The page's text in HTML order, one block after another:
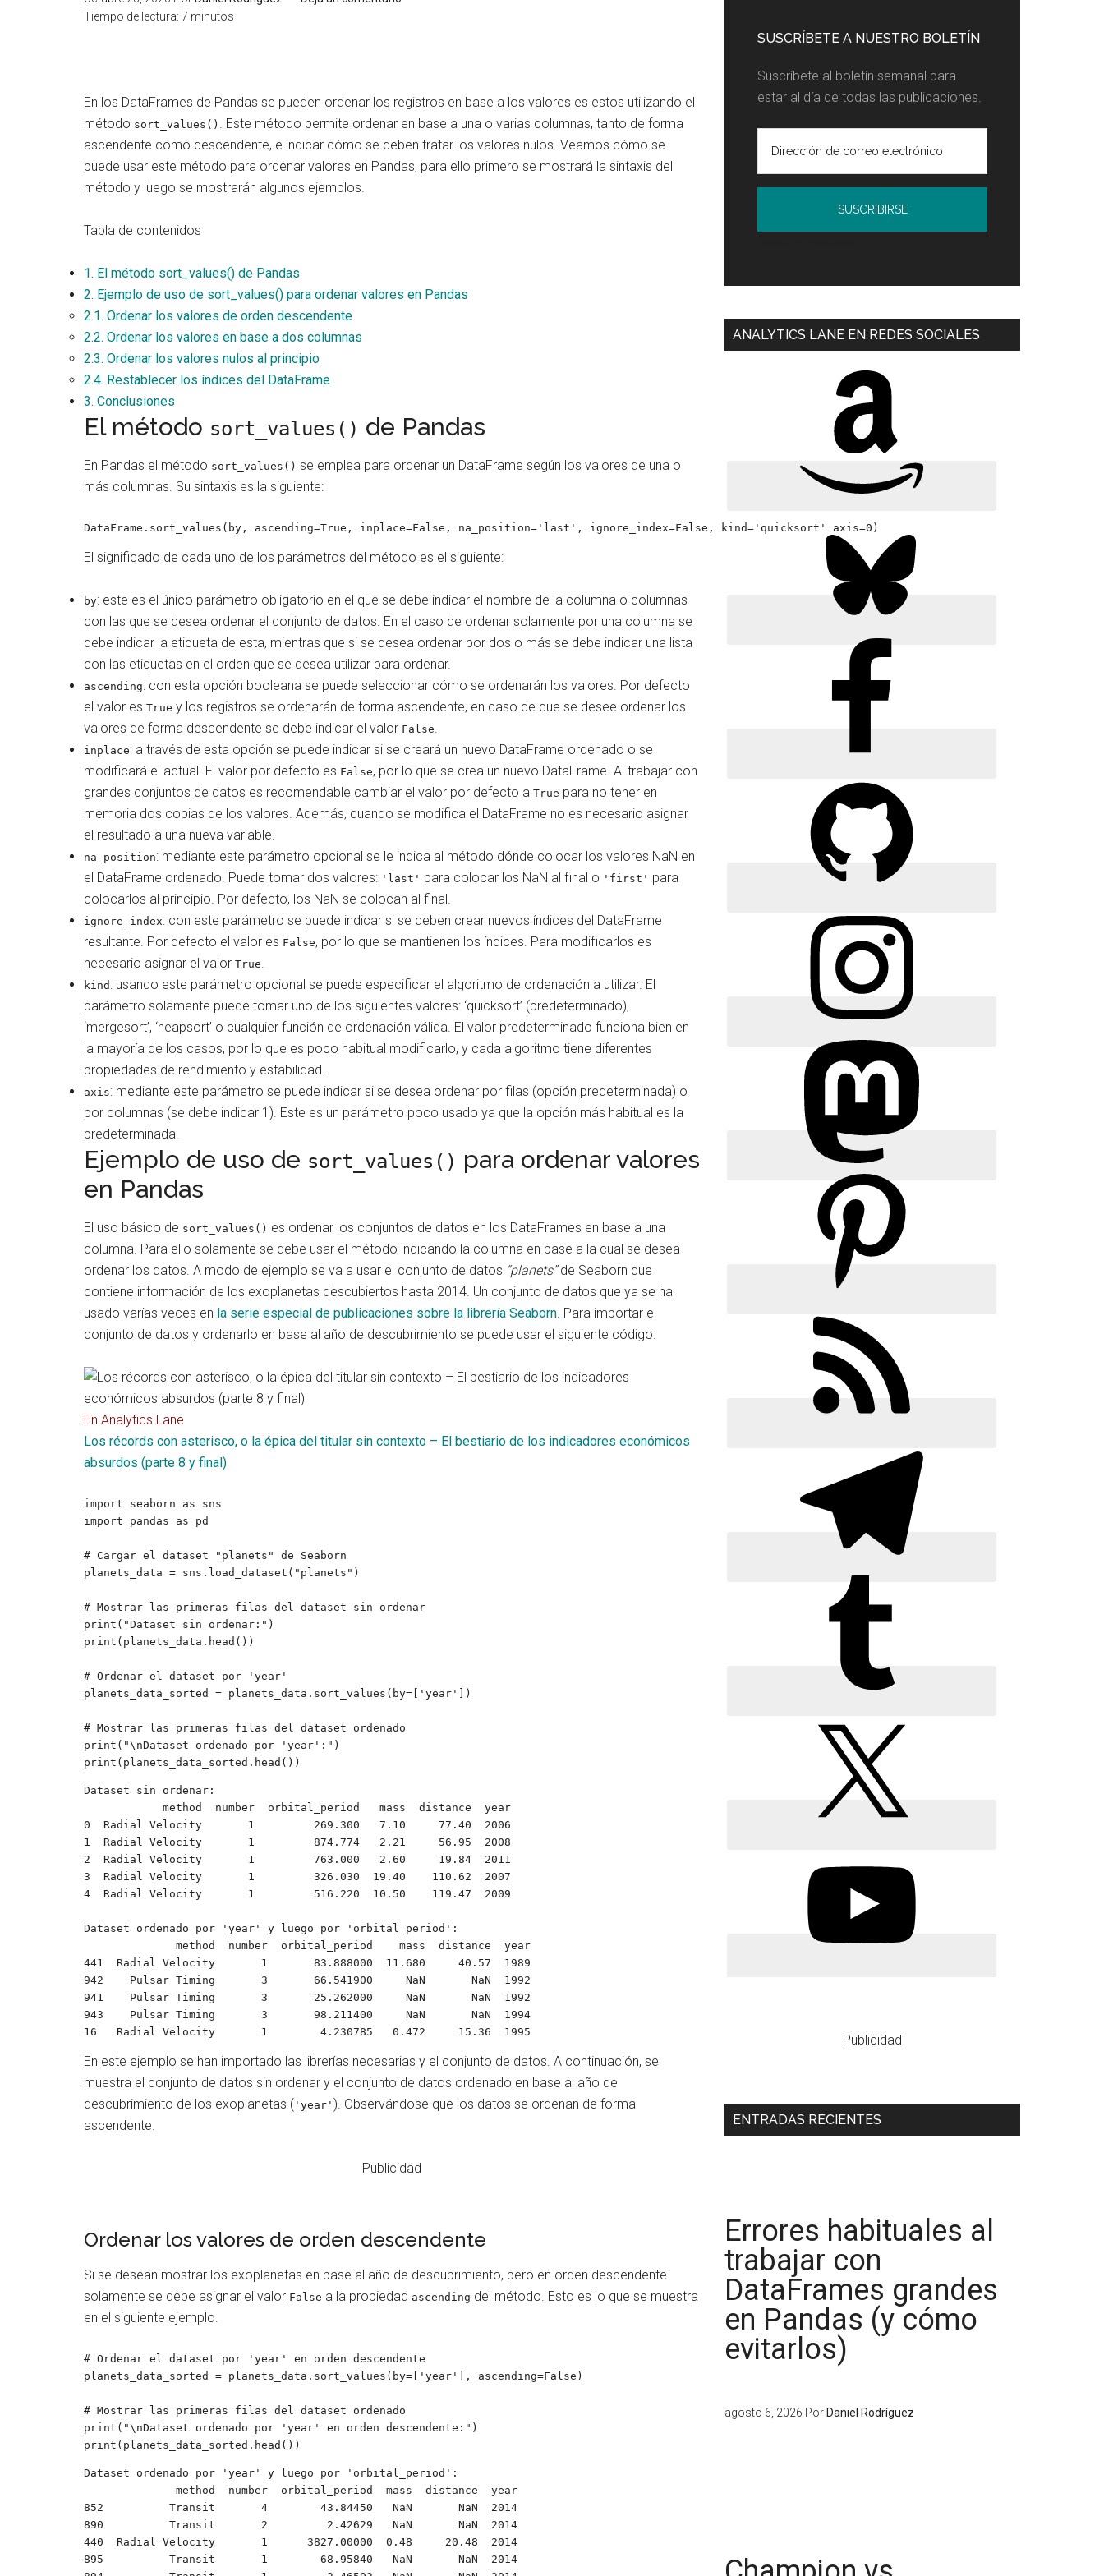
Tiempo de lectura: 7 minutos
En los DataFrames de Pandas se pueden ordenar los registros en base a los valores es estos utilizando el
método sort_values() . Este método permite ordenar en base a una o varias columnas, tanto de forma
ascendente como descendente, e indicar cómo se deben tratar los valores nulos. Veamos cómo se
puede usar este método para ordenar valores en Pandas, para ello primero se mostrará la sintaxis del
método y luego se mostrarán algunos ejemplos.
Tabla de contenidos
1. El método sort_values() de Pandas
2. Ejemplo de uso de sort_values() para ordenar valores en Pandas
2.1. Ordenar los valores de orden descendente
2.2. Ordenar los valores en base a dos columnas
2.3. Ordenar los valores nulos al principio
2.4. Restablecer los índices del DataFrame
3. Conclusiones
El método sort_values() de Pandas
En Pandas el método sort_values() se emplea para ordenar un DataFrame según los valores de una o
más columnas. Su sintaxis es la siguiente:
DataFrame.sort_values(by, ascending=True, inplace=False, na_position='last', ignore_index=False, kind='quicksort' axis=0)
El significado de cada uno de los parámetros del método es el siguiente:
by: este es el único parámetro obligatorio en el que se debe indicar el nombre de la columna o columnas
con las que se desea ordenar el conjunto de datos. En el caso de ordenar solamente por una columna se
debe indicar la etiqueta de esta, mientras que si se desea ordenar por dos o más se debe indicar una lista
con las etiquetas en el orden que se desea utilizar para ordenar.
ascending: con esta opción booleana se puede seleccionar cómo se ordenarán los valores. Por defecto
el valor es True y los registros se ordenarán de forma ascendente, en caso de que se desee ordenar los
valores de forma descendente se debe indicar el valor False.
inplace: a través de esta opción se puede indicar si se creará un nuevo DataFrame ordenado o se
modificará el actual. El valor por defecto es False, por lo que se crea un nuevo DataFrame. Al trabajar con
grandes conjuntos de datos es recomendable cambiar el valor por defecto a True para no tener en
memoria dos copias de los valores. Además, cuando se modifica el DataFrame no es necesario asignar
el resultado a una nueva variable.
na_position: mediante este parámetro opcional se le indica al método dónde colocar los valores NaN en
el DataFrame ordenado. Puede tomar dos valores: 'last' para colocar los NaN al final o 'first' para
colocarlos al principio. Por defecto, los NaN se colocan al final.
ignore_index: con este parámetro se puede indicar si se deben crear nuevos índices del DataFrame
resultante. Por defecto el valor es False, por lo que se mantienen los índices. Para modificarlos es
necesario asignar el valor True.
kind : usando este parámetro opcional se puede especificar el algoritmo de ordenación a utilizar. El
parámetro solamente puede tomar uno de los siguientes valores: ‘quicksort’ (predeterminado),
‘mergesort’, ‘heapsort’ o cualquier función de ordenación válida. El valor predeterminado funciona bien en
la mayoría de los casos, por lo que es poco habitual modificarlo, y cada algoritmo tiene diferentes
propiedades de rendimiento y estabilidad.
axis: mediante este parámetro se puede indicar si se desea ordenar por filas (opción predeterminada) o
por columnas (se debe indicar 1). Este es un parámetro poco usado ya que la opción más habitual es la
predeterminada.
Ejemplo de uso de sort_values() para ordenar valores
en Pandas
El uso básico de sort_values() es ordenar los conjuntos de datos en los DataFrames en base a una
columna. Para ello solamente se debe usar el método indicando la columna en base a la cual se desea
ordenar los datos. A modo de ejemplo se va a usar el conjunto de datos “planets”de Seaborn que
contiene información de los exoplanetas descubiertos hasta 2014. Un conjunto de datos que ya se ha
usado varías veces en la serie especial de publicaciones sobre la librería Seaborn. Para importar el
conjunto de datos y ordenarlo en base al año de descubrimiento se puede usar el siguiente código.
En Analytics Lane
Los récords con asterisco, o la épica del titular sin contexto – El bestiario de los indicadores económicos
absurdos (parte 8 y final)
import seaborn as sns
import pandas as pd
# Cargar el dataset "planets" de Seaborn
planets_data = sns.load_dataset("planets")
# Mostrar las primeras filas del dataset sin ordenar
print("Dataset sin ordenar:")
print(planets_data.head())
# Ordenar el dataset por 'year'
planets_data_sorted = planets_data.sort_values(by=['year'])
# Mostrar las primeras filas del dataset ordenado
print("\nDataset ordenado por 'year':")
print(planets_data_sorted.head())
Dataset sin ordenar:
0  Radial Velocity       1         269.300   7.10     77.40  2006
1  Radial Velocity       1         874.774   2.21     56.95  2008
2  Radial Velocity       1         763.000   2.60     19.84  2011
3  Radial Velocity       1         326.030  19.40    110.62  2007
4  Radial Velocity       1         516.220  10.50    119.47  2009
Dataset ordenado por 'year' y luego por 'orbital_period':
441  Radial Velocity       1       83.888000  11.680     40.57  1989
942    Pulsar Timing       3       66.541900     NaN       NaN  1992
941    Pulsar Timing       3       25.262000     NaN       NaN  1992
943    Pulsar Timing       3       98.211400     NaN       NaN  1994
16   Radial Velocity       1        4.230785   0.472     15.36  1995
En este ejemplo se han importado las librerías necesarias y el conjunto de datos. A continuación, se
muestra el conjunto de datos sin ordenar y el conjunto de datos ordenado en base al año de
descubrimiento de los exoplanetas ( 'year' ). Observándose que los datos se ordenan de forma
ascendente.
Publicidad
Ordenar los valores de orden descendente
Si se desean mostrar los exoplanetas en base al año de descubrimiento, pero en orden descendente
solamente se debe asignar el valor False a la propiedad ascending del método. Esto es lo que se muestra
en el siguiente ejemplo.
# Ordenar el dataset por 'year' en orden descendente
planets_data_sorted = planets_data.sort_values(by=['year'], ascending=False)
# Mostrar las primeras filas del dataset ordenado
print("\nDataset ordenado por 'year' en orden descendente:")
print(planets_data_sorted.head())
Dataset ordenado por 'year' y luego por 'orbital_period':
852          Transit       4        43.84450   NaN       NaN  2014
890          Transit       2         2.42629   NaN       NaN  2014
440  Radial Velocity       1      3827.00000  0.48     20.48  2014
895          Transit       1        68.95840   NaN       NaN  2014
SUSCRÍBETE A NUESTRO BOLETÍN
Suscríbete al boletín semanal para
estar al día de todas las publicaciones.
ANALYTICS LANE EN REDES SOCIALES
Publicidad
ENTRADAS RECIENTES
Errores habituales al
trabajar con
DataFrames grandes
en Pandas (y cómo
evitarlos)
agosto 6, 2026 Por Daniel Rodríguez